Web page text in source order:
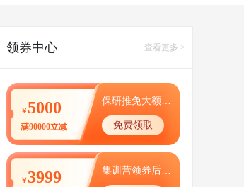
领券中心 查看更多 >
￥ 5000
满90000立减 免费领取
￥ 3999